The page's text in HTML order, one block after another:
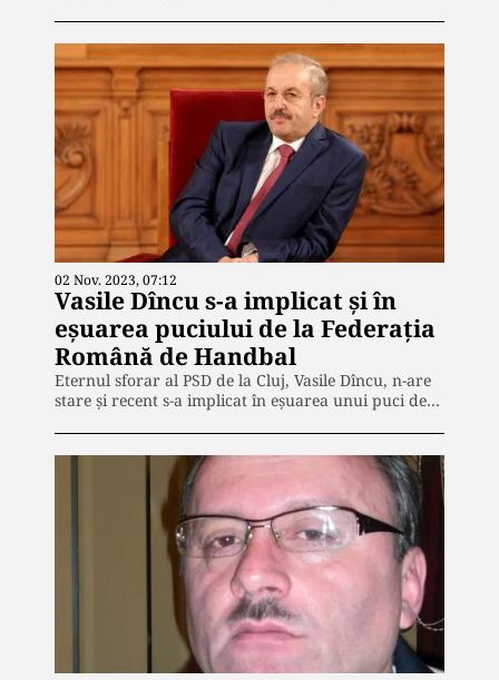
02 Nov. 2023, 07:12
Vasile Dîncu s-a implicat și în
eșuarea puciului de la Federația
Română de Handbal
Eternul sforar al PSD de la Cluj, Vasile Dîncu, n-are
stare și recent s-a implicat în eșuarea unui puci de…